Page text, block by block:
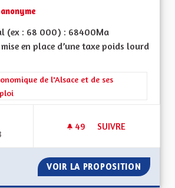
(ex : 68 000) : 68400Ma
en place d’une taxe poids lourd
de la catégorie : L'attractivité
de l'Alsace et de ses
49 49 ABONNÉS
SUIVRE
VOIR LA PROPOSITION UNE